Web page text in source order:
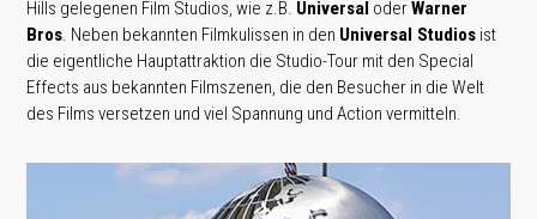
Hills gelegenen Film Studios, wie z.B. Universal oderWarner
Bros . Neben bekannten Filmkulissen in den Universal Studios ist
die eigentliche Hauptattraktion die Studio-Tour mit den Special
Effects aus bekannten Filmszenen, die den Besucher in die Welt
des Films versetzen und viel Spannung und Action vermitteln.